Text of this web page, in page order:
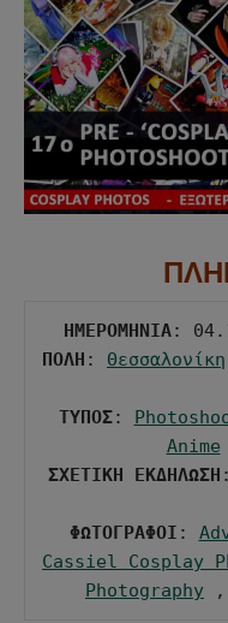
ΗΜΕΡΟΜΗΝΙΑ:
ΠΟΛΗ : Θεσσαλονίκη
ΤΥΠΟΣ:
Anime
ΣΧΕΤΙΚΗ ΕΚΔΗΛΩΣΗ
ΦΩΤΟΓΡΑΦΟΙ :
Cassiel Cosplay
Photography ,